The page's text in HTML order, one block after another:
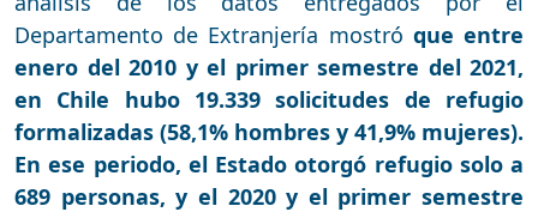
Departamento de Extranjería mostró que entre
enero del 2010 y el primer semestre del 2021,
en Chile hubo 19.339 solicitudes de refugio
formalizadas (58,1% hombres y 41,9% mujeres).
En ese periodo, el Estado otorgó refugio solo a
689 personas, y el 2020 y el primer semestre